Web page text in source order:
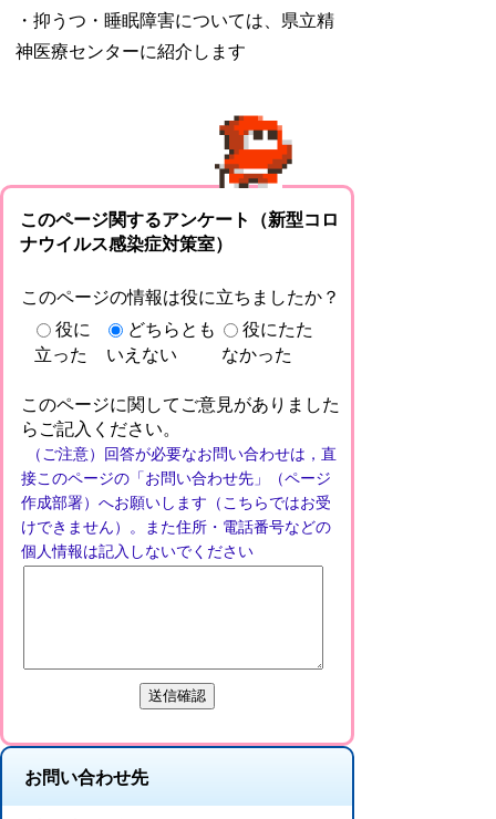
・抑うつ・睡眠障害については、県立精
神医療センターに紹介します
このページ関するアンケート（新型コロ
ナウイルス感染症対策室）
このページの情報は役に立ちましたか？
役に
立った
どちらとも
いえない
役にたた
なかった
このページに関してご意見がありました
らご記入ください。
（ご注意）回答が必要なお問い合わせは，直
接このページの「お問い合わせ先」（ページ
作成部署）へお願いします（こちらではお受
けできません）。また住所・電話番号などの
個人情報は記入しないでください
お問い合わせ先